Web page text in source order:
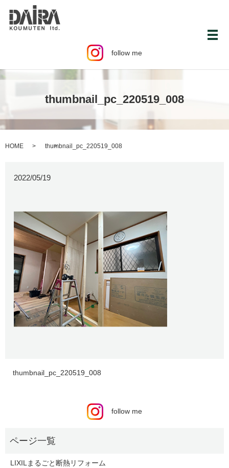
follow me
メ
thumbnail_pc_220519_008
HOME thumbnail_pc_220519_008
2022/05/19
thumbnail_pc_220519_008
follow me
LIXILまるごと断熱リフォーム